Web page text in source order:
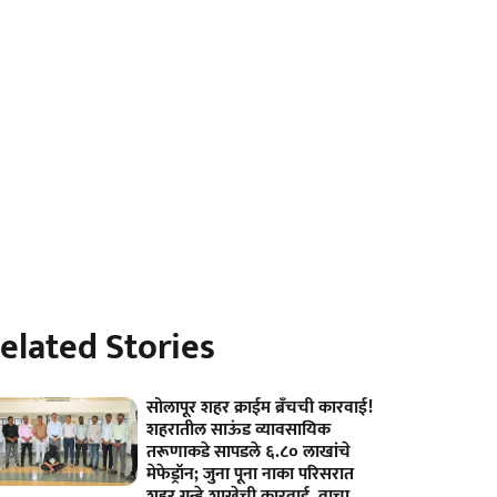
Stories
सोलापूर शहर क्राईम ब्रॅंचची कारवाई!
शहरातील साऊंड व्यावसायिक
तरूणाकडे सापडले ६.८० लाखांचे
मेफेड्रॉन; जुना पूना नाका परिसरात